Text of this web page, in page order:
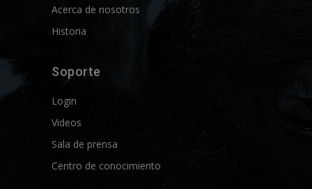
Acerca de nosotros
Historia
Soporte
Login
Videos
Sala de prensa
Centro de conocimiento